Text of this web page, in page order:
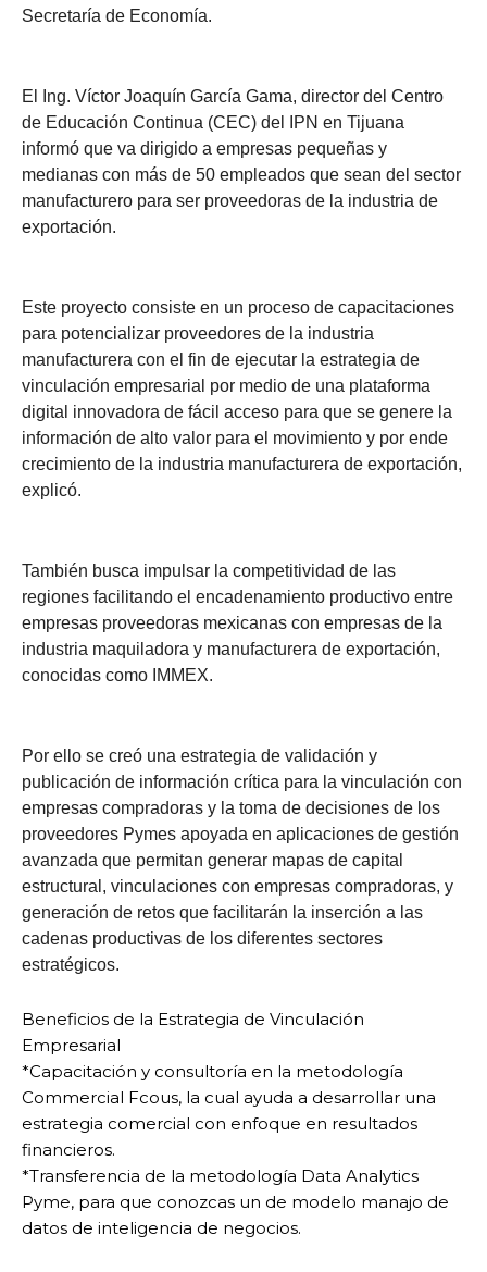
Secretaría de Economía.
El Ing. Víctor Joaquín García Gama, director del Centro
de Educación Continua (CEC) del IPN en Tijuana
informó que va dirigido a empresas pequeñas y
medianas con más de 50 empleados que sean del sector
manufacturero para ser proveedoras de la industria de
exportación.
Este proyecto consiste en un proceso de capacitaciones
para potencializar proveedores de la industria
manufacturera con el fin de ejecutar la estrategia de
vinculación empresarial por medio de una plataforma
digital innovadora de fácil acceso para que se genere la
información de alto valor para el movimiento y por ende
crecimiento de la industria manufacturera de exportación,
explicó.
También busca impulsar la competitividad de las
regiones facilitando el encadenamiento productivo entre
empresas proveedoras mexicanas con empresas de la
industria maquiladora y manufacturera de exportación,
conocidas como IMMEX.
Por ello se creó una estrategia de validación y
publicación de información crítica para la vinculación con
empresas compradoras y la toma de decisiones de los
proveedores Pymes apoyada en aplicaciones de gestión
avanzada que permitan generar mapas de capital
estructural, vinculaciones con empresas compradoras, y
generación de retos que facilitarán la inserción a las
cadenas productivas de los diferentes sectores
estratégicos.
Beneficios de la Estrategia de Vinculación
Empresarial
*Capacitación y consultoría en la metodología
Commercial Fcous, la cual ayuda a desarrollar una
estrategia comercial con enfoque en resultados
financieros.
*Transferencia de la metodología Data Analytics
Pyme, para que conozcas un de modelo manajo de
datos de inteligencia de negocios.